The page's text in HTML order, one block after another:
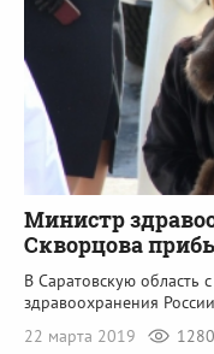
Министр
Скворцова
В Саратовскую область
здравоохранения
22 марта 2019